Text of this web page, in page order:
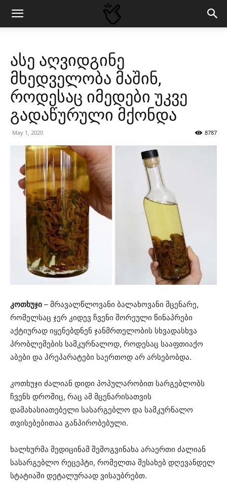
ასე აღვიდგინე
მხედველობა მაშინ,
როდესაც იმედები უკვე
გადაწურული მქონდა
May 1, 2020 8787
კოთხუჯი – მრავალწლოვანი ბალახოვანი მცენარე,
რომელსაც ჯერ კიდევ ჩვენი შორეული წინაპრები
აქტიურად იყენებდნენ ჯანმრთელობის სხვადასხვა
პრობლემების სამკურნალოდ, როდესაც სააფთიაქო
აბები და პრეპარატები საერთოდ არ არსებობდა.
კოთხუჯი ძალიან დიდი პოპულარობით სარგებლობს
ჩვენს დროშიც, რაც ამ მცენარისათვის
დამახასიათებელი სასარგებლო და სამკურნალო
თვისებებითაა განპირობებული.
ხალხურმა მედიცინამ შემოგვინახა არაერთი ძალიან
სასარგებლო რეცეპტი, რომელთა შესახებ დღევანდელ
სტატიაში დეტალურაად ვისაუბრებთ.